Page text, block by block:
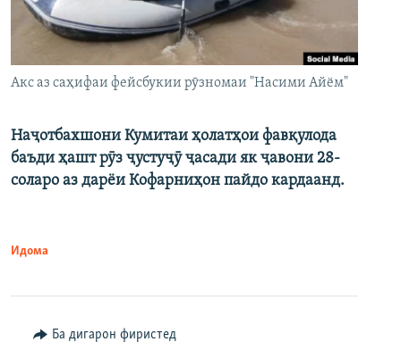
Акс аз саҳифаи фейсбукии рӯзномаи "Насими Айём"
Наҷотбахшони Кумитаи ҳолатҳои фавқулода
баъди ҳашт рӯз ҷустуҷӯ ҷасади як ҷавони 28-
соларо аз дарёи Кофарниҳон пайдо кардаанд.
Идома
Ба дигарон фиристед